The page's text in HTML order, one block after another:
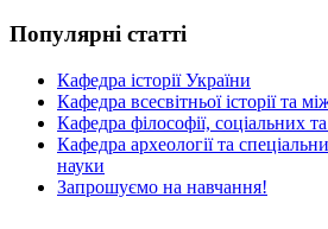
Популярні статті
Кафедра історії України
Кафедра всесвітньої історії та
Кафедра філософії, соціальних
Кафедра археології та
науки
Запрошуємо на навчання!